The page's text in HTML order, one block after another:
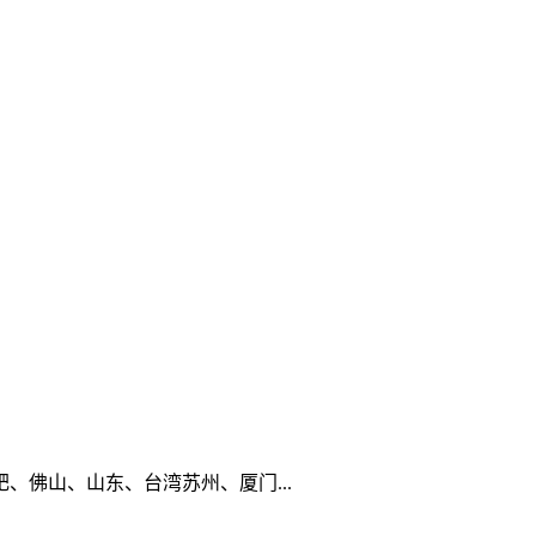
佛山、山东、台湾苏州、厦门...